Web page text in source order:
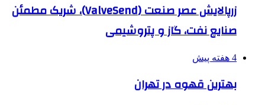
زرپالایش عصر صنعت (ValveSend)، شریک مطمئن
صنایع نفت، گاز و پتروشیمی
4 هفته پیش
بهترین قهوه در تهران